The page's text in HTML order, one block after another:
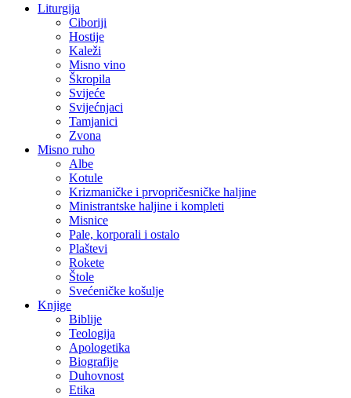
Liturgija
Ciboriji
Hostije
Kaleži
Misno vino
Škropila
Svijeće
Svijećnjaci
Tamjanici
Zvona
Misno ruho
Albe
Kotule
Krizmaničke i prvopričesničke haljine
Ministrantske haljine i kompleti
Misnice
Pale, korporali i ostalo
Plaštevi
Rokete
Štole
Svećeničke košulje
Knjige
Biblije
Teologija
Apologetika
Biografije
Duhovnost
Etika